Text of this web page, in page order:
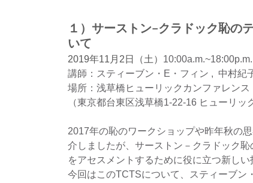
１）サーストン−クラドック恥の
いて
2019年11月2日（土） 10:00a.m.~18:00p.m.
講師：スティーブン・E・フィン ,  中村紀
場所：浅草橋ヒューリックカンファレンス
（東京都台東区浅草橋1-22-16 ヒューリ
2017年の恥のワークショップや昨年秋の
介しましたが、サーストン－クラドック
をアセスメントするために役に立つ新しい
今回はこのTCTSについて、スティーブン